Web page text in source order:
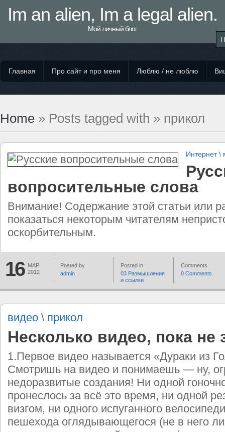
Im an alien, Im a legal alien.
Мой личный блог
Главная Про сайт и про меня Люблю / не люблю
Home » Posts tagged with » прикол
Интернет\
вопросительные слова
Внимание! Содержание этой статьи или
показаться некоторым читателям
оскорбительным.
16
МАР
2012
Posted by
admin
Posted in
03 Размышления
и ссылки
Comments
0 Comments
видео \ прикол
Несколько видео, пока не
1.Первое видео называется «Дураки из
Смотришь на видео и понимаешь — ну,
недоразвитые создания! Ни одной
пронеслось за всё это время, ни одной
визгом, ни одного испуганного
пешехода оглядывающегося (не в него ли